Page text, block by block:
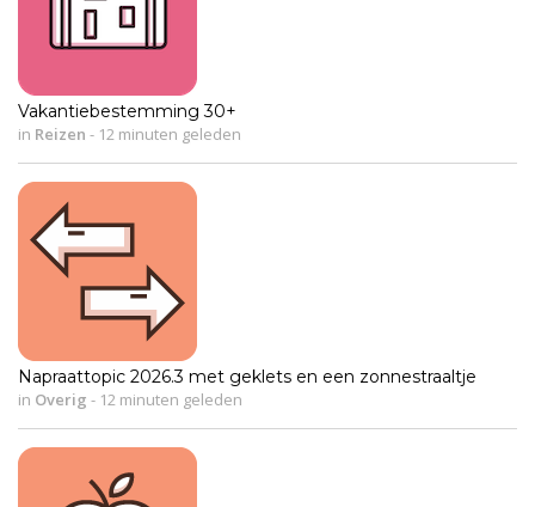
Vakantiebestemming 30+
in Reizen - 12 minuten geleden
Napraattopic 2026.3 met geklets en een zonnestraaltje
in Overig - 12 minuten geleden